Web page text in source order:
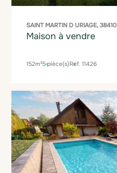
SAINT MARTIN D URIAGE, 38410
Maison à vendre
152m²5 pièce(s)Réf. 11426